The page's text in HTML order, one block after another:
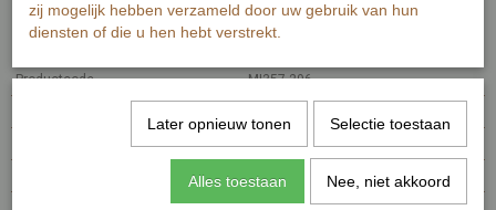
Specificaties
Productcode MI357-296
Productcode leverancier MI357
15 x 10 x 0 cm
zij mogelijk hebben verzameld door uw gebruik van hun
diensten of die u hen hebt verstrekt.
Later opnieuw tonen Selectie toestaan
Alles toestaan Nee, niet akkoord